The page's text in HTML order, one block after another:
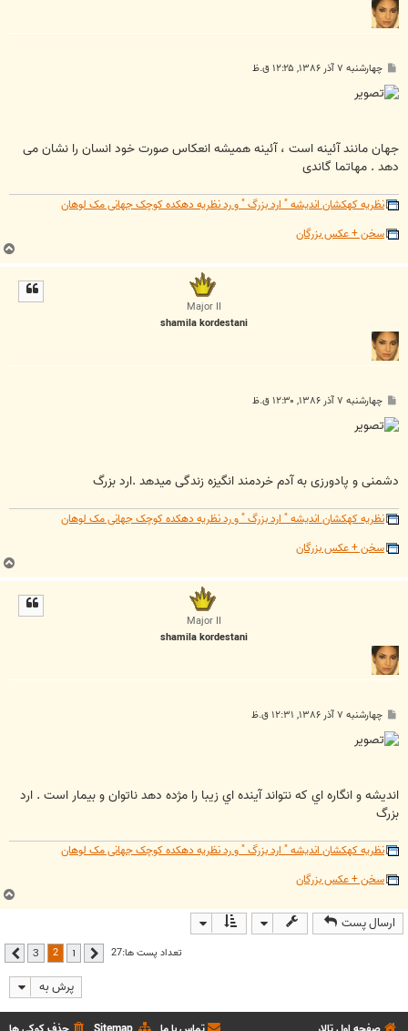
پ
ت
چهارشنبه ۷ آذر ۱۳۸۶, ۱۲:۲۵ ق.ظ
جهان مانند آئينه است ، آئينه هميشه انعکاس صورت خود انسان را نشان می
دهد . مهاتما گاندی
نظریه کهکشان اندیشه " ارد بزرگ " و رد نظریه دهکده کوچک جهانی مک لوهان
سخن + عکس بزرگان
ب
ا
Major II
shamila kordestani
پ
ت
چهارشنبه ۷ آذر ۱۳۸۶, ۱۲:۳۰ ق.ظ
دشمنی و پادورزی به آدم خردمند انگیزه زندگی میدهد .ارد بزرگ
نظریه کهکشان اندیشه " ارد بزرگ " و رد نظریه دهکده کوچک جهانی مک لوهان
سخن + عکس بزرگان
ب
ا
Major II
shamila kordestani
پ
ت
چهارشنبه ۷ آذر ۱۳۸۶, ۱۲:۳۱ ق.ظ
انديشه و انگاره اي که نتواند آينده اي زيبا را مژده دهد ناتوان و بيمار است . ارد
بزرگ
نظریه کهکشان اندیشه " ارد بزرگ " و رد نظریه دهکده کوچک جهانی مک لوهان
سخن + عکس بزرگان
ب
ا
ارسال پست
تعداد پست ها:27 قبلی 2
3 بعدی
پرش به